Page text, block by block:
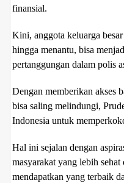
finansial.
Kini, anggota keluarga
hingga menantu, bisa
pertanggungan dalam polis
Dengan memberikan akses
bisa saling melindungi,
Indonesia untuk
Hal ini sejalan dengan
masyarakat yang lebih sehat
mendapatkan yang terbaik